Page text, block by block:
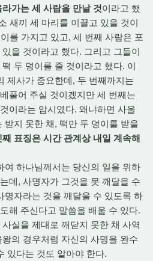
가는 세 사람을 만날 것이라고 했
새끼 세 마리를 이끌고 있을 것이
를 가지고 있고, 세 번째 사람은 포
을 것이라고 했다. 그리고 그들이
두 덩이를 줄 것이라고 했다. 이
제사가 중요한데, 두 번째까지는
풀어 주실 것이겠지만 세 번째는
이라는 암시였다. 왜냐하면 사울
받지 못한 채, 떡만 두 덩이를 받을
째 표징은 시간 관계상 내일 계속해
여 하나님께서는 당신의 일을 위하
데, 사명자가 그것을 못 깨달을 수
명자라는 것을 깨달을 수 있도록 하
해 주신다고 말씀을 배울 수 있다.
실을 제대로 깨닫지 못한 채 사역
의 경우처럼 자신의 사명을 완수
있다는 것도 알아야 한다.